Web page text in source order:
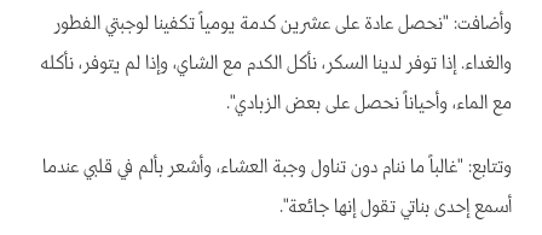
وأضافت: "نحصل عادة على عشرين كدمة يومياً تكفينا لوجبتي الفطور
والغداء. إذا توفر لدينا السكر، نأكل الكدم مع الشاي، وإذا لم يتوفر، نأكله
مع الماء، وأحياناً نحصل على بعض الزبادي".
وتتابع: "غالباً ما ننام دون تناول وجبة العشاء، وأشعر بألم في قلبي عندما
أسمع إحدى بناتي تقول إنها جائعة".